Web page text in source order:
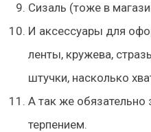
Сизаль (тоже в
И аксессуары для
ленты, кружева,
штучки, насколько
А так же обязательно
терпением.